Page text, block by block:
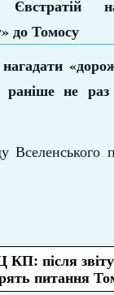
не раз
після звіту
питання